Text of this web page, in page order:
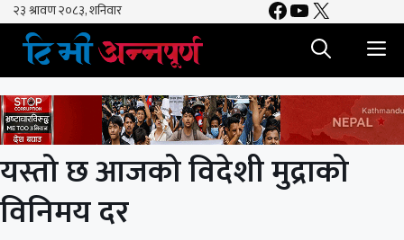
Skip
content
Facebook
YouTube
X
यस्तो छ आजको विदेशी मुद्राको
विनिमय दर